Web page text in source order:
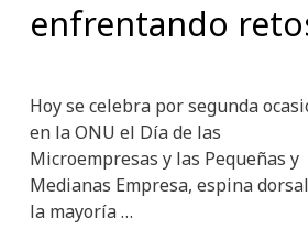
enfrentando
Hoy se celebra por segunda
en la ONU el Día de las
Microempresas y las Pequeñas y
Medianas Empresa, espina
la mayoría …